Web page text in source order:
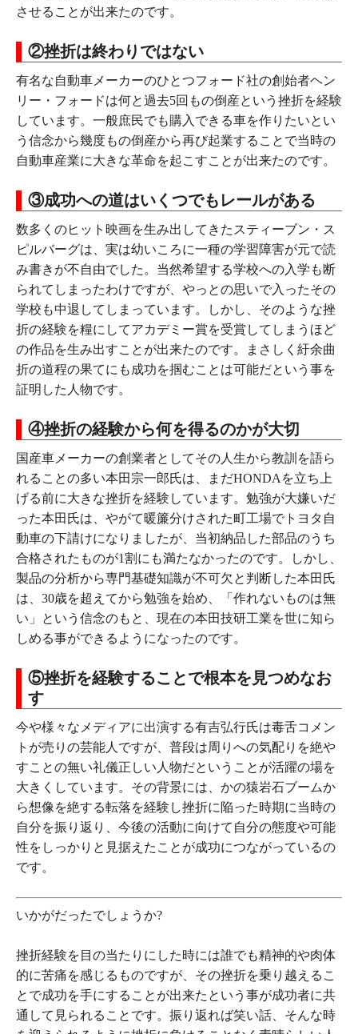
させることが出来たのです。
②挫折は終わりではない
有名な自動車メーカーのひとつフォード社の創始者ヘン
リー・フォードは何と過去5回もの倒産という挫折を経験
しています。一般庶民でも購入できる車を作りたいとい
う信念から幾度もの倒産から再び起業することで当時の
自動車産業に大きな革命を起こすことが出来たのです。
③成功への道はいくつでもレールがある
数多くのヒット映画を生み出してきたスティーブン・ス
ピルバーグは、実は幼いころに一種の学習障害が元で読
み書きが不自由でした。当然希望する学校への入学も断
られてしまったわけですが、やっとの思いで入ったその
学校も中退してしまっています。しかし、そのような挫
折の経験を糧にしてアカデミー賞を受賞してしまうほど
の作品を生み出すことが出来たのです。まさしく紆余曲
折の道程の果てにも成功を掴むことは可能だという事を
証明した人物です。
④挫折の経験から何を得るのかが大切
国産車メーカーの創業者としてその人生から教訓を語ら
れることの多い本田宗一郎氏は、まだHONDAを立ち上
げる前に大きな挫折を経験しています。勉強が大嫌いだ
った本田氏は、やがて暖簾分けされた町工場でトヨタ自
動車の下請けになりましたが、当初納品した部品のうち
合格されたものが1割にも満たなかったのです。しかし、
製品の分析から専門基礎知識が不可欠と判断した本田氏
は、30歳を超えてから勉強を始め、「作れないものは無
い」という信念のもと、現在の本田技研工業を世に知ら
しめる事ができるようになったのです。
⑤挫折を経験することで根本を見つめなお
す
今や様々なメディアに出演する有吉弘行氏は毒舌コメン
トが売りの芸能人ですが、普段は周りへの気配りを絶や
すことの無い礼儀正しい人物だということが活躍の場を
大きくしています。その背景には、かの猿岩石ブームか
ら想像を絶する転落を経験し挫折に陥った時期に当時の
自分を振り返り、今後の活動に向けて自分の態度や可能
性をしっかりと見据えたことが成功につながっているの
です。
いかがだったでしょうか?
挫折経験を目の当たりにした時には誰でも精神的や肉体
的に苦痛を感じるものですが、その挫折を乗り越えるこ
とで成功を手にすることが出来たという事が成功者に共
通して見られることです。振り返れば笑い話、そんな時